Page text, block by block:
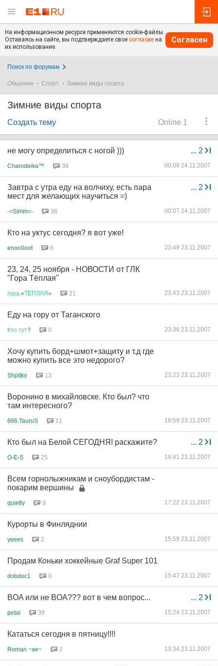
На информационном ресурсе применяются cookie-файлы.
Оставаясь на сайте, вы подтверждаете свое согласие на
их использование.
Согласен
Поиск по форумам
Общение Спорт Зимние виды спорта
Зимние виды спорта
Online 1
Создать тему
... 2
не могу определиться с ногой )))
Charodeika™ 38 00:08 24.11.2007
... 2
Завтра с утра еду на волчиху, есть пара
мест для желающих научиться =)
-=Simm=- 38 00:07 24.11.2007
Кто на уктус сегодня? я вот уже!
enoo0oot 6 23:49 23.11.2007
23, 24, 25 ноября - НОВОСТИ от ГЛК
"Гора Тёплая"
гора «ТЁПЛАЯ» 21 23:43 23.11.2007
Еду на гору от Таганского
Кто тут? 0 23:36 23.11.2007
Хочу купить борд+шмот+защиту и т.д где
можно купить все это недорого?
Shpitko 13 23:23 23.11.2007
Воронино в михайловске. Кто был? что
там интересного?
666.TauruS 11 18:59 23.11.2007
... 2
Кто был на Белой СЕГОДНЯ! раскажите?
O-E-S 25 18:41 23.11.2007
Всем горнолыжникам и сноубордистам -
покарим вершины
quietly 9 17:22 23.11.2007
Курорты в Финляднии
yeees 2 15:59 23.11.2007
Продам Коньки хоккейные Graf Super 101
dobdoc1 0 15:47 23.11.2007
... 2
BOA или не BOA??? вот в чем вопрос...
petal 39 15:24 23.11.2007
Кататься сегодня в пятницу!!!!
Roman ~ae~ 2 13:34 23.11.2007